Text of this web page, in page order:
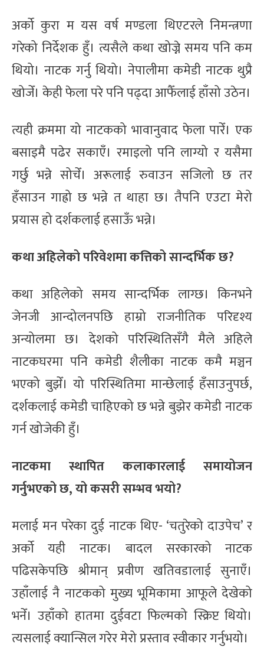
अर्को कुरा म यस वर्ष मण्डला थिएटरले निमन्त्रणा
गरेको निर्देशक हुँ। त्यसैले कथा खोज्ने समय पनि कम
थियो। नाटक गर्नु थियो। नेपालीमा कमेडी नाटक थुप्रै
खोजेँ। केही फेला परे पनि पढ्दा आफैँलाई हाँसो उठेन।
त्यही क्रममा यो नाटकको भावानुवाद फेला पारेँ। एक
बसाइमै पढेर सकाएँ। रमाइलो पनि लाग्यो र यसैमा
गर्छु भन्ने सोचेँ। अरूलाई रुवाउन सजिलो छ तर
हँसाउन गाह्रो छ भन्ने त थाहा छ। तैपनि एउटा मेरो
प्रयास हो दर्शकलाई हसाऊँ भन्ने।
कथा अहिलेको परिवेशमा कत्तिको सान्दर्भिक छ?
कथा अहिलेको समय सान्दर्भिक लाग्छ। किनभने
जेनजी आन्दोलनपछि हाम्रो राजनीतिक परिदृश्य
अन्योलमा छ। देशको परिस्थितिसँगै मैले अहिले
नाटकघरमा पनि कमेडी शैलीका नाटक कमै मञ्चन
भएको बुझेँ। यो परिस्थितिमा मान्छेलाई हँसाउनुपर्छ,
दर्शकलाई कमेडी चाहिएको छ भन्ने बुझेर कमेडी नाटक
गर्न खोजेकी हुँ।
नाटकमा स्थापित कलाकारलाई समायोजन
गर्नुभएको छ, यो कसरी सम्भव भयो?
मलाई मन परेका दुई नाटक थिए- ‘चतुरेको दाउपेच’ र
अर्को यही नाटक। बादल सरकारको नाटक
पढिसकेपछि श्रीमान् प्रवीण खतिवडालाई सुनाएँ।
उहाँलाई नै नाटकको मुख्य भूमिकामा आफूले देखेको
भनेँ। उहाँको हातमा दुईवटा फिल्मको स्क्रिप्ट थियो।
त्यसलाई क्यान्सिल गरेर मेरो प्रस्ताव स्वीकार गर्नुभयो।